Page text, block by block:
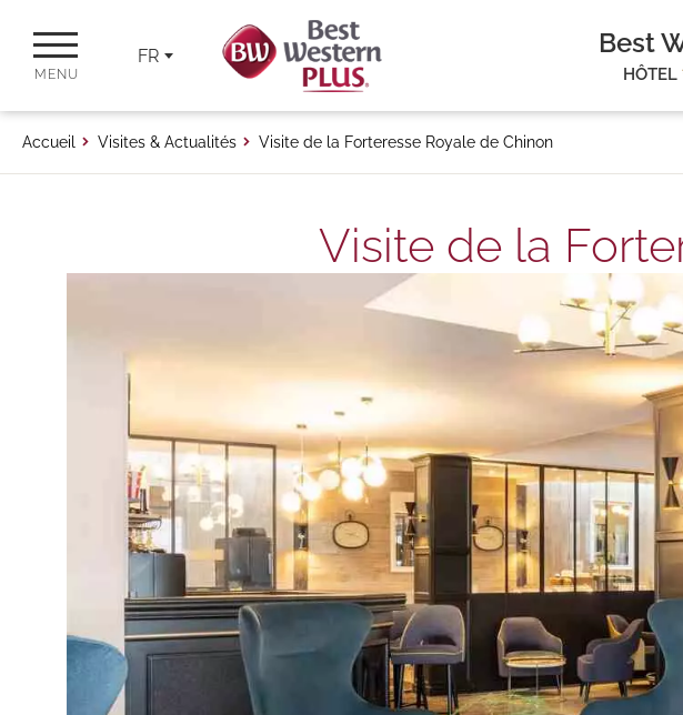
MENU
FR Best
HÔTEL
Accueil Visites & Actualités Visite de la Forteresse Royale de Chinon
Visite de la